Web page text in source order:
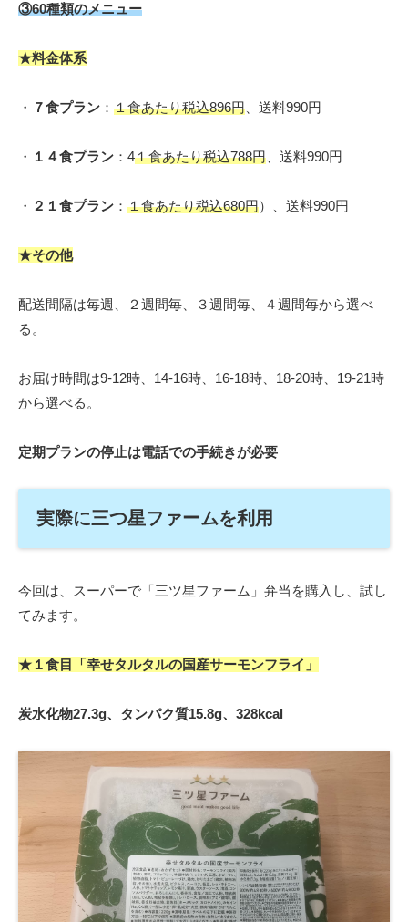
③60種類のメニュー
★料金体系
・ ７食プラン ： １食あたり税込896円 、送料990円
・ １４食プラン ：4１食あたり税込788円 、送料990円
・ ２１食プラン ： １食あたり税込680円）、送料990円
★その他
配送間隔は毎週、２週間毎、３週間毎、４週間毎から選べ
る。
お届け時間は9-12時、14-16時、16-18時、18-20時、19-21時
から選べる。
定期プランの停止は電話での手続きが必要
実際に三つ星ファームを利用
今回は、スーパーで「三ツ星ファーム」弁当を購入し、試し
てみます。
★１食目「幸せタルタルの国産サーモンフライ」
炭水化物27.3g、タンパク質15.8g、328kcal